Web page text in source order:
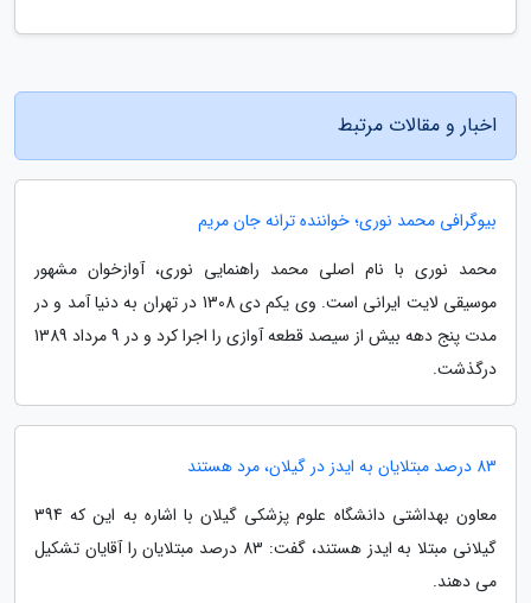
اخبار و مقالات مرتبط
بیوگرافی محمد نوری؛ خواننده ترانه جان مریم
محمد نوری با نام اصلی محمد راهنمایی نوری، آوازخوان مشهور
موسیقی لایت ایرانی است. وی یکم دی 1308 در تهران به دنیا آمد و در
مدت پنج دهه بیش از سیصد قطعه آوازی را اجرا کرد و در 9 مرداد 1389
درگذشت.
83 درصد مبتلایان به ایدز در گیلان، مرد هستند
معاون بهداشتی دانشگاه علوم پزشکی گیلان با اشاره به این که 394
گیلانی مبتلا به ایدز هستند، گفت: 83 درصد مبتلایان را آقایان تشکیل
می دهند.